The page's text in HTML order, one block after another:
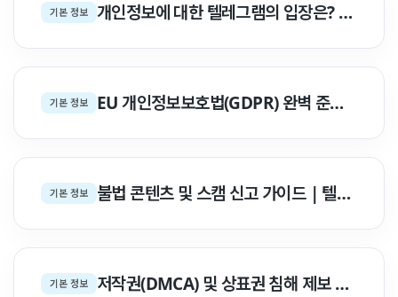
기본 정보 개인정보에 대한 텔레그램의 입장은? | 인터넷 프라이버시 2대 핵심 철학 백서
기본 정보 EU 개인정보보호법(GDPR) 완벽 준수 | 텔레그램 데이터 권리 & @GDPRbot 백서
기본 정보 불법 콘텐츠 및 스캠 신고 가이드 | 텔레그램 모더레이션 & abuse@ 신고 백서
기본 정보 저작권(DMCA) 및 상표권 침해 제보 | dmca@telegram.org 접수 백서